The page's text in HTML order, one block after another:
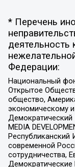
* Перечень
деятельность
Федерации:
Национальный
Открытое
общество,
экономическому
MEDIA
Республиканский
современной
сотрудничества,